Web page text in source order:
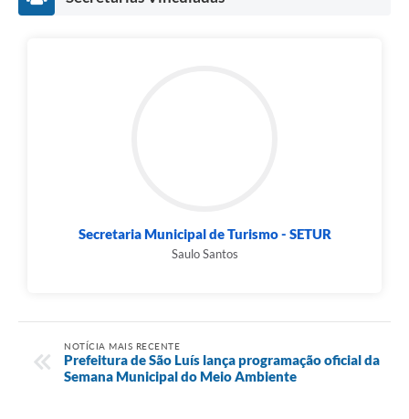
Secretaria Municipal de Turismo - SETUR
Saulo Santos
NOTÍCIA MAIS RECENTE
Prefeitura de São Luís lança programação oficial da
Semana Municipal do Meio Ambiente